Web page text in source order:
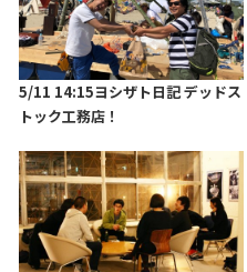
5/11 14:15ヨシザト日記 デッドス
トック工務店！